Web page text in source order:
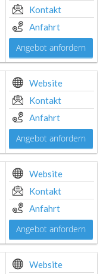
Kontakt
Anfahrt
Angebot anfordern
Website
Kontakt
Anfahrt
Angebot anfordern
Website
Kontakt
Anfahrt
Angebot anfordern
Website